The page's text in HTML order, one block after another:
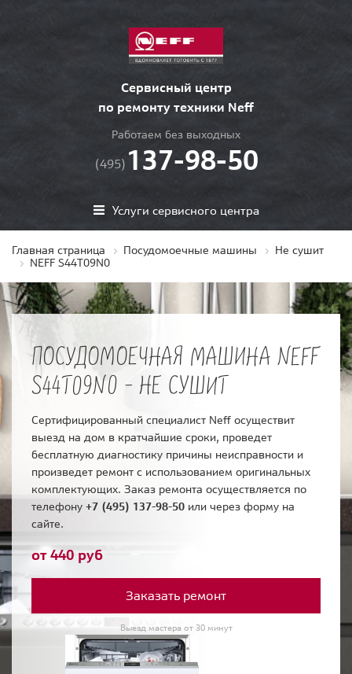
Сервисный центр
по ремонту техники Neff
Работаем без выходных
(495) 137-98-50
Услуги сервисного центра
Главная страница Посудомоечные машины
Не сушит
NEFF S44T09N0
ПОСУДОМОЕЧНАЯ МАШИНА NEFF
S44T09N0 - НЕ СУШИТ
Сертифицированный специалист Neff осуществит
выезд на дом в кратчайшие сроки, проведет
бесплатную диагностику причины неисправности и
произведет ремонт с использованием оригинальных
комплектующих. Заказ ремонта осуществляется по
телефону +7 (495) 137-98-50 или через форму на
сайте.
от 440 руб
Заказать ремонт
Выезд мастера от 30 минут